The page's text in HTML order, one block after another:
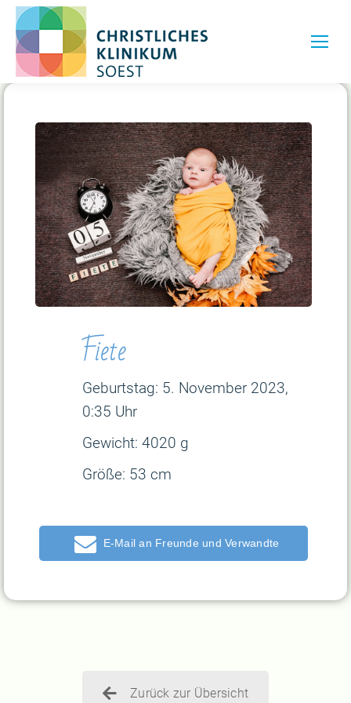
Fiete
Geburtstag: 5. November 2023,
0:35 Uhr
Gewicht: 4020 g
Größe: 53 cm
E-Mail
Zurück zur Übersicht